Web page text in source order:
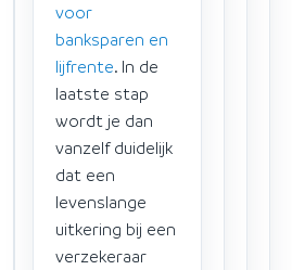
voor
banksparen en
lijfrente. In de
laatste stap
wordt je dan
vanzelf duidelijk
dat een
levenslange
uitkering bij een
verzekeraar